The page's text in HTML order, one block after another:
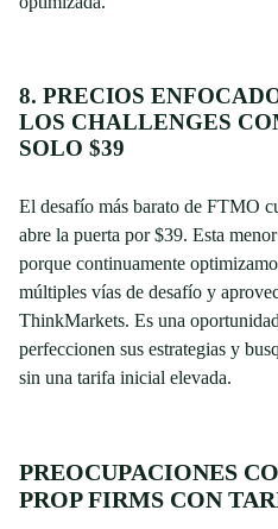
8. PRECIOS
LOS CHALLENGES
SOLO $39
El desafío más barato de FTMO
abre la puerta por $39. Esta
porque continuamente
múltiples vías de desafío y
ThinkMarkets. Es una
perfeccionen sus estrategias y
sin una tarifa inicial elevada.
PREOCUPACIONES
PROP FIRMS CON